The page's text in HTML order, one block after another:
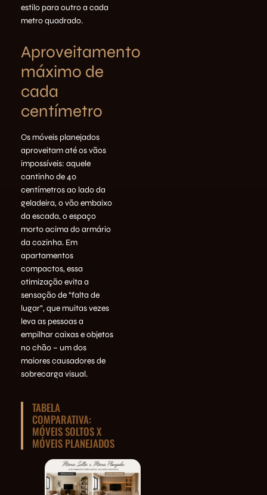
estilo para outro a cada
metro quadrado.
Aproveitamento
máximo de
cada
centímetro
Os móveis planejados
aproveitam até os vãos
impossíveis: aquele
cantinho de 40
centímetros ao lado da
geladeira, o vão embaixo
da escada, o espaço
morto acima do armário
da cozinha. Em
apartamentos
compactos, essa
otimização evita a
sensação de “falta de
lugar”, que muitas vezes
leva as pessoas a
empilhar caixas e objetos
no chão – um dos
maiores causadores de
sobrecarga visual.
TABELA
COMPARATIVA:
MÓVEIS SOLTOS X
MÓVEIS PLANEJADOS